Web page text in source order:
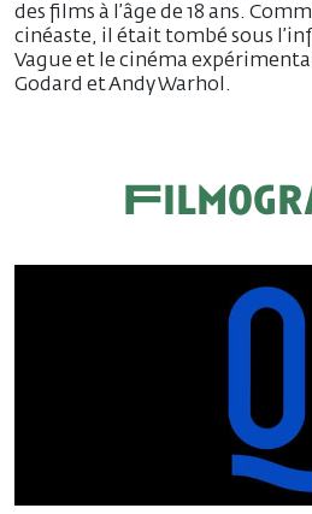
des films à l’âge de 18 ans.
cinéaste, il était tombé sous
Vague et le cinéma
Godard et Andy Warhol.